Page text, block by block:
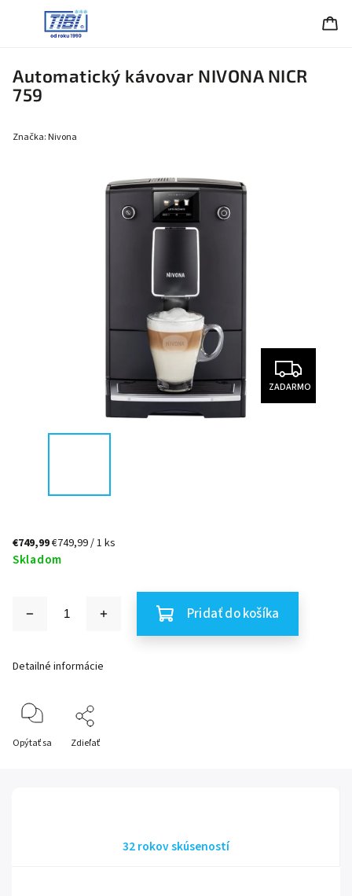
Automatický kávovar NIVONA NICR
759
Značka: Nivona
ZADARMO
€749,99€749,99 / 1 ks
Skladom
Pridať do košíka
Detailné informácie
Opýtať sa Zdieľať
32 rokov skúseností